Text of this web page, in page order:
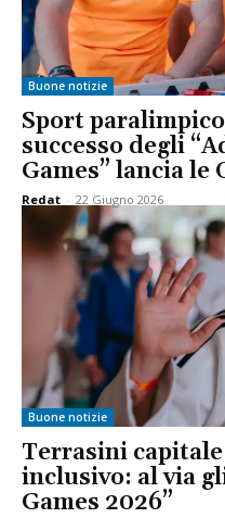
Buone notizie
Sport
successo degli
Games” lancia le
Redat - 22 Giugno 2026
Buone notizie
Terrasini
inclusivo: al via
Games 2026”